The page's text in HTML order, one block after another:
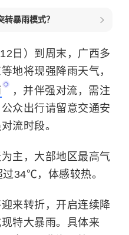
暴雨模式？
日）到周末，广西多
地将现强降雨天气，
，并伴强对流，需注
众出行请留意交通安
流时段。
主，大部地区最高气
34℃，体感较热。
来转折，开启连续降
特大暴雨。具体来